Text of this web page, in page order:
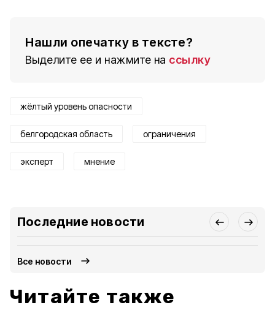
Нашли опечатку в тексте?
Выделите ее и нажмите на ссылку
жёлтый уровень опасности
белгородская область ограничения
эксперт мнение
Последние новости
Все новости
Читайте также